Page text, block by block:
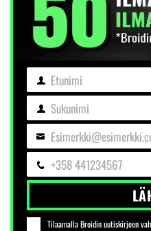
EtunimiEtunimi
SukunimiSukunimi
Sähköposti
Puhelin+358 441234567
Tilaamalla Broidin uutiskirjeen